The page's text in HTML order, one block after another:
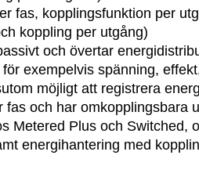
fas, kopplingsfunktion per
koppling per utgång)
och övertar
exempelvis spänning,
möjligt att registrera
fas och har omkopplingsbara
Metered Plus och Switched,
energihantering med